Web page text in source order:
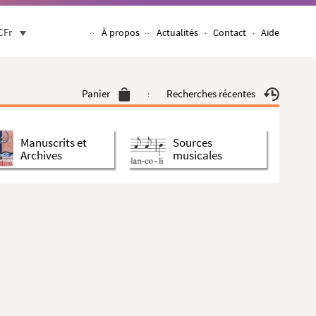
À propos Actualités Contact Aide
Panier Recherches récentes
Manuscrits et
Archives
Sources
musicales